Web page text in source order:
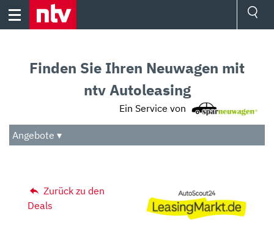
Skip
Audio
Das Beste
Finden Sie Ihren Neuwagen mit
ntv Autoleasing
Ein Service von
Angebote ▾
Zurück zu den
Deals